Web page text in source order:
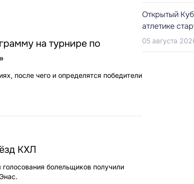
на турнире по
после чего и определятся победители
КХЛ
болельщиков получили
Открытый
атлетике
05 августа